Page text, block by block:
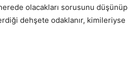
olacakları sorusunu düşünüp
dehşete odaklanır, kimileriyse